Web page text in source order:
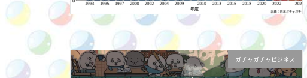
ガチャガチャビジネス